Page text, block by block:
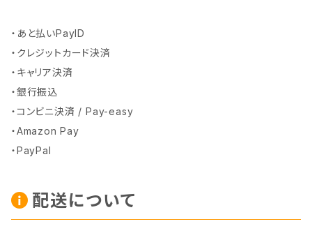
・あと払いPayID
・クレジットカード決済
・キャリア決済
・銀行振込
・コンビニ決済 / Pay-easy
・Amazon Pay
・PayPal
配送について